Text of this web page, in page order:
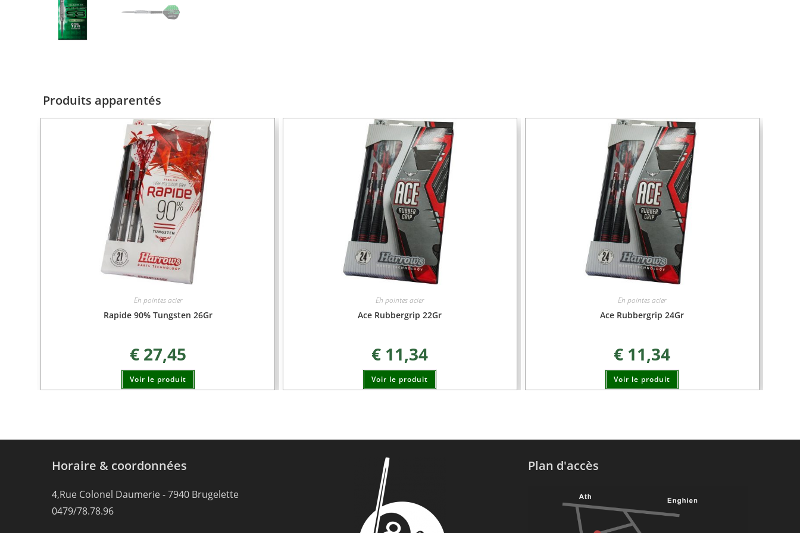
Produits apparentés
Eh pointes acier
Rapide 90% Tungsten 26Gr
€27,45
Voir le produit
Eh pointes acier
Ace Rubbergrip 22Gr
€ 11,34
Voir le produit
Eh pointes acier
Ace Rubbergrip 24Gr
€ 11,34
Voir le produit
Horaire & coordonnées
4,Rue Colonel Daumerie - 7940 Brugelette
0479/78.78.96
Plan d'accès